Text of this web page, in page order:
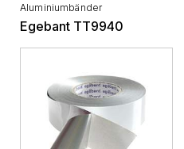
Aluminiumbänder
Egebant TT9940